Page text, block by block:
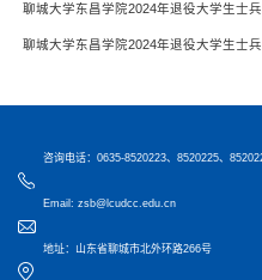
聊城大学东昌学院2024年退役大学生士
聊城大学东昌学院2024年退役大学生士
咨询电话：0635-8520223、8520225、
Email: zsb@lcudcc.edu.cn
地址：山东省聊城市北外环路266号